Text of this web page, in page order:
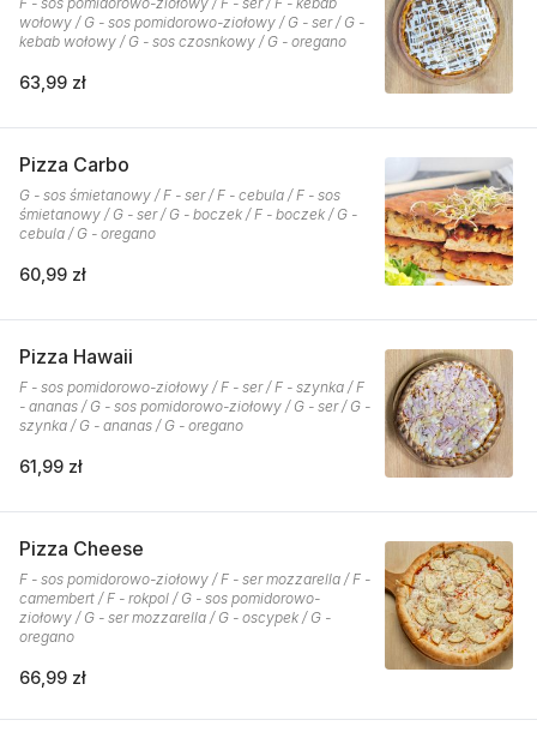
wołowy / G - sos pomidorowo-ziołowy / G - ser / G -
kebab wołowy / G - sos czosnkowy / G - oregano
63,99 zł
Pizza Carbo
G - sos śmietanowy / F - ser / F - cebula / F - sos
śmietanowy / G - ser / G - boczek / F - boczek / G -
cebula / G - oregano
60,99 zł
Pizza Hawaii
F - sos pomidorowo-ziołowy / F - ser / F - szynka / F
- ananas / G - sos pomidorowo-ziołowy / G - ser / G -
szynka / G - ananas / G - oregano
61,99 zł
Pizza Cheese
F - sos pomidorowo-ziołowy / F - ser mozzarella / F -
camembert / F - rokpol / G - sos pomidorowo-
ziołowy / G - ser mozzarella / G - oscypek / G -
oregano
66,99 zł